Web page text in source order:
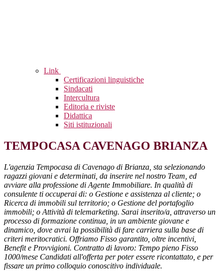
Link
Certificazioni linguistiche
Sindacati
Intercultura
Editoria e riviste
Didattica
Siti istituzionali
TEMPOCASA CAVENAGO BRIANZA
L'agenzia Tempocasa di Cavenago di Brianza, sta selezionando
ragazzi giovani e determinati, da inserire nel nostro Team, ed
avviare alla professione di Agente Immobiliare. In qualità di
consulente ti occuperai di: o Gestione e assistenza al cliente; o
Ricerca di immobili sul territorio; o Gestione del portafoglio
immobili; o Attività di telemarketing. Sarai inserito/a, attraverso un
processo di formazione continua, in un ambiente giovane e
dinamico, dove avrai la possibilità di fare carriera sulla base di
criteri meritocratici. Offriamo Fisso garantito, oltre incentivi,
Benefit e Provvigioni. Contratto di lavoro: Tempo pieno Fisso
1000/mese Candidati all'offerta per poter essere ricontattato, e per
fissare un primo colloquio conoscitivo individuale.